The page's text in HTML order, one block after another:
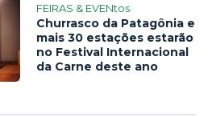
FEIRAS & EVENtos
Churrasco da Patagônia e
mais 30 estações estarão
no Festival Internacional
da Carne deste ano